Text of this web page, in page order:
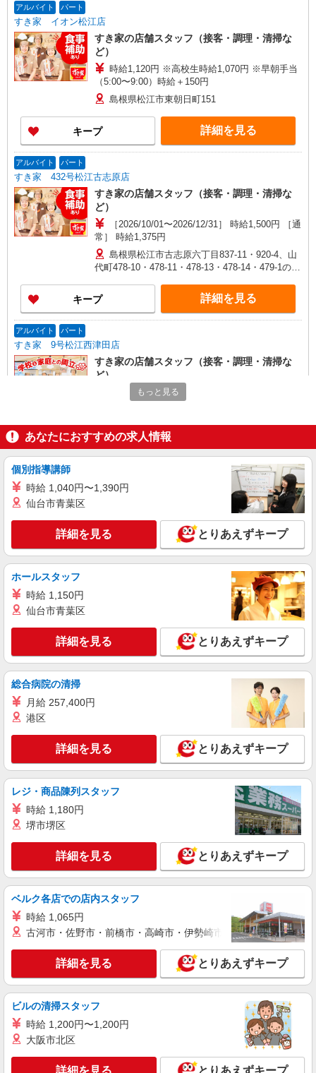
アルバイト パート
すき家 イオン松江店
すき家の店舗スタッフ（接客・調理・清掃な
ど）
時給1,120円 ※高校生時給1,070円 ※早朝手当
（5:00〜9:00）時給＋150円
島根県松江市東朝日町151
キープ 詳細を見る
アルバイト パート
すき家 432号松江古志原店
すき家の店舗スタッフ（接客・調理・清掃な
ど）
［2026/10/01〜2026/12/31］ 時給1,500円 ［通
常］ 時給1,375円
島根県松江市古志原六丁目837-11・920-4、山
代町478-10・478-11・478-13・478-14・479-1の一
キープ 詳細を見る
アルバイト パート
すき家 9号松江西津田店
すき家の店舗スタッフ（接客・調理・清掃な
ど）
時給1,375円
キープ
アルバイト パート
すき家 9号松江西津田店
すき家の店舗スタッフ（接客・調理・清掃な
時給1,100円 ※22:00〜翌5:00：時給1,375円 ※
高校生時給1,050円 ※早朝手当（5:00〜9:00）時給
島根県松江市西津田5-1-11
キープ 詳細を見る
アルバイト パート
すき家 432号松江古志原店
すき家の店舗スタッフ（接客・調理・清掃な
ど）
［2026/10/01〜2026/12/31］ ※5:00〜22:00：
時給1,200円 ※22:00〜翌5:00：時給1,500円 ※高
校生時給1,150円 ※早朝手当（5:00〜9:00）時給＋
給1,375円 ※高校生時給1,050円 ※早朝手当
（5:00〜9:00）時給＋150円
島根県松江市古志原六丁目837-11・920-4、山
代町478-10・478-11・478-13・478-14・479-1の一
部
キープ 詳細を見る
アルバイト パート
丸亀製麺松江宍道店
時給1150円〜
島根県松江市宍道町佐々布２０８－１５
キープ
アルバイト パート
キッチン・ホールスタッフ
時給1200円〜 ☆22時以降は時給25％UP（深夜
割増有）
島根県松江市上乃木４－１５－４
キープ 詳細を見る
もっと見る
あなたにおすすめの求人情報
個別指導講師
時給 1,040円〜1,390円
仙台市青葉区
詳細を見る とりあえずキープ
ホールスタッフ
時給 1,150円
仙台市青葉区
詳細を見る とりあえずキープ
総合病院の清掃
月給 257,400円
港区
詳細を見る とりあえずキープ
レジ・商品陳列スタッフ
時給 1,180円
堺市堺区
詳細を見る とりあえずキープ
ベルク各店での店内スタッフ
時給 1,065円
古河市・佐野市・前橋市・高崎市・伊勢崎市・太田市・館林市
詳細を見る とりあえずキープ
ビルの清掃スタッフ
時給 1,200円〜1,200円
大阪市北区
詳細を見る とりあえずキープ